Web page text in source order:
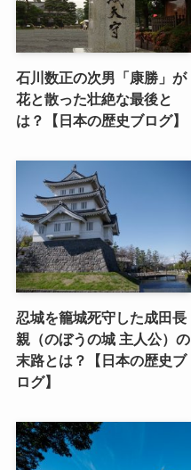
石川数正の次男「康勝」が
花と散った壮絶な最後と
は？【日本の歴史ブログ】
忍城を籠城死守した成田長
親（のぼうの城 主人公）の
末路とは？【日本の歴史ブ
ログ】